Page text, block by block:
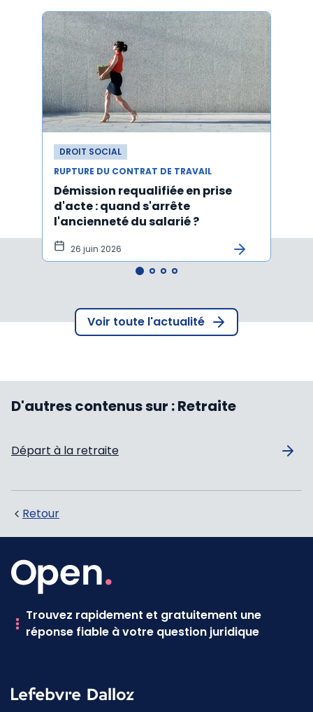
DROIT SOCIAL
RUPTURE DU CONTRAT DE TRAVAIL
Démission requalifiée en prise
d'acte : quand s'arrête
l'ancienneté du salarié ?
26 juin 2026
Voir toute l'actualité
D'autres contenus sur :Retraite
Départ à la retraite
Retour
Trouvez rapidement et gratuitement une
réponse fiable à votre question juridique